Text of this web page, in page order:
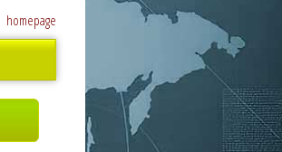
homepage